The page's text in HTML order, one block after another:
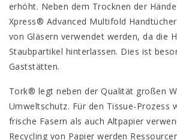
erhöht. Neben dem Trocknen der
Xpress® Advanced Multifold
von Gläsern verwendet werden, da die
Staubpartikel hinterlassen. Dies ist
Gaststätten.
Tork® legt neben der Qualität großen
Umweltschutz. Für den Tissue-Prozess
frische Fasern als auch Altpapier
Recycling von Papier werden